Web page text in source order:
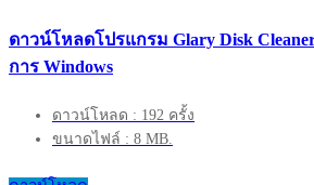
ดาวน์โหลดโปรแกรม Glary Disk
การ Windows
ดาวน์โหลด : 192 ครั้ง
ขนาดไฟล์ : 8 MB.